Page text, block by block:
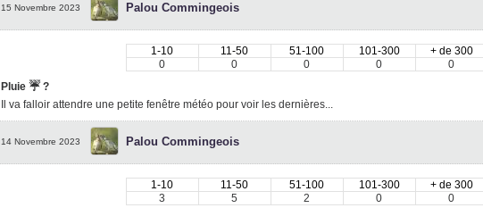
15 Novembre 2023 Palou Commingeois
1-10 11-50 51-100 101-300
+ de 300
0
0 0 0
0
Pluie ☔️?
Il va falloir attendre une petite fenêtre météo pour voir les dernières...
14 Novembre 2023 Palou Commingeois
1-10 11-50 51-100 101-300
+ de 300
3
5 2 0
0